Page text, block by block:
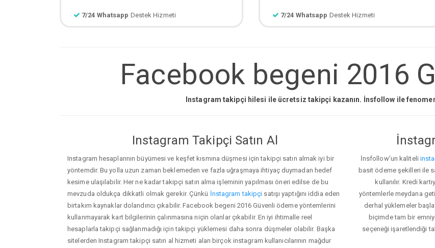
7/24 Whatsapp Destek Hizmeti 7/24 Whatsapp Destek Hizmeti
Facebook begeni 2016
Instagram takipçi hilesi ile ücretsiz takipçi kazanın. İnsfollow ile
Instagram Takipçi Satın Al
Instagram hesaplarının büyümesi ve keşfet kısmına düşmesi için takipçi satın almak iyi bir
yöntemdir. Bu yolla uzun zaman beklemeden ve fazla uğraşmaya ihtiyaç duymadan hedef
kesime ulaşılabilir. Her ne kadar takipçi satın alma işleminin yapılması öneri edilse de bu
mevzuda oldukça dikkatli olmak gerekir. Çünkü İnstagram takipçi satışı yaptığını iddia eden
birtakım kaynaklar dolandırıcı çıkabilir. Facebook begeni 2016 Güvenli ödeme yöntemlerini
kullanmayarak kart bilgilerinin çalınmasına niçin olanlar çıkabilir. En iyi ihtimalle reel
hesaplarla takipçi sağlanmadığı için takipçi yüklemesi daha sonra düşmeler olabilir. Başka
sitelerden Instagram takipçi satın al hizmeti alan birçok instagram kullanıcılarının mağdur
İnsfollow'un kaliteli
basit ödeme şekilleri ile
kullanılır. Kredi
yöntemlerle meydana
derhal yüklemeler
biçimde tam bir
seçeneği işaretlendiği